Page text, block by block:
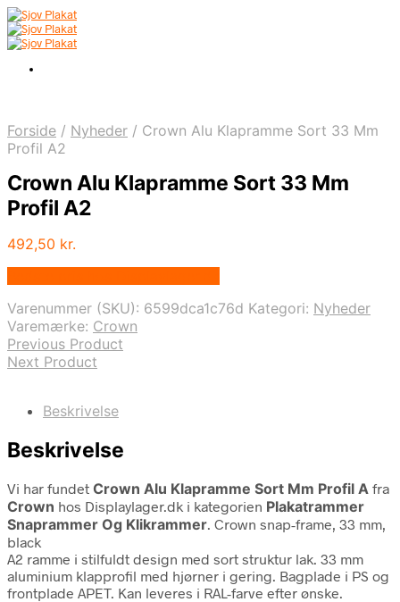
Forside / Nyheder / Crown Alu Klapramme Sort 33 Mm
Profil A2
Crown Alu Klapramme Sort 33 Mm
Profil A2
492,50 kr.
Varenummer (SKU): 6599dca1c76d Kategori: Nyheder
Varemærke: Crown
Previous Product
Next Product
Beskrivelse
Beskrivelse
Vi har fundet Crown Alu Klapramme Sort Mm Profil A fra
Crown hos Displaylager.dk i kategorien Plakatrammer
Snaprammer Og Klikrammer. Crown snap-frame, 33 mm,
black
A2 ramme i stilfuldt design med sort struktur lak. 33 mm
aluminium klapprofil med hjørner i gering. Bagplade i PS og
frontplade APET. Kan leveres i RAL-farve efter ønske.